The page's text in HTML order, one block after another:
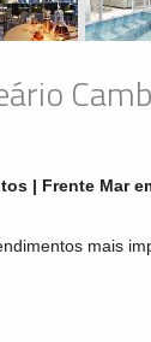
| Frente Mar
mais